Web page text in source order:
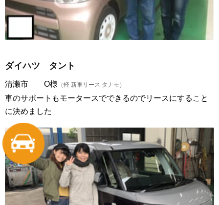
ダイハツ タント
清瀬市 O様 （軽 新車リース タナモ）
車のサポートもモータースでできるのでリースにすること
に決めました